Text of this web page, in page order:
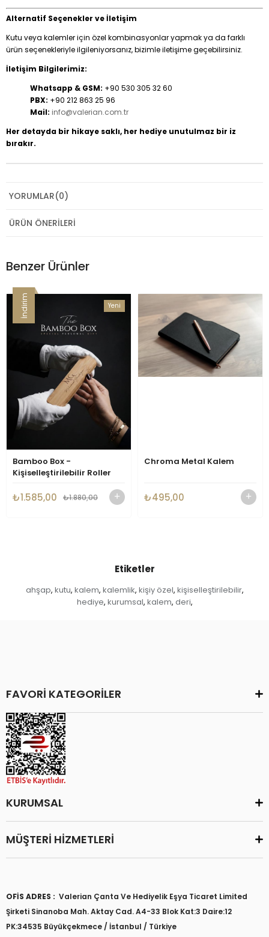
Alternatif Seçenekler ve İletişim
Kutu veya kalemler için özel kombinasyonlar yapmak ya da farklı
ürün seçenekleriyle ilgileniyorsanız, bizimle iletişime geçebilirsiniz.
İletişim Bilgilerimiz:
Whatsapp & GSM: +90 530 305 32 60
PBX: +90 212 863 25 96
Mail: info@valerian.com.tr
Her detayda bir hikaye saklı, her hediye unutulmaz bir iz
bırakır.
YORUMLAR(0)
ÜRÜN ÖNERILERI
Benzer Ürünler
Bamboo Box -
Kişiselleştirilebilir Roller
₺1.585,00 ₺1.880,00
İndirim
Yeni
Chroma Metal Kalem
₺495,00
Etiketler
ahşap, kutu, kalem, kalemlik, kişiy özel, kişiselleştirilebilir,
hediye, kurumsal, kalem, deri,
FAVORİ KATEGORİLER
KURUMSAL
MÜŞTERİ HİZMETLERİ
OFİS ADRES : Valerian Çanta Ve Hediyelik Eşya Ticaret Limited
Şirketi Sinanoba Mah. Aktay Cad. A4-33 Blok Kat:3 Daire:12
PK:34535 Büyükçekmece / İstanbul / Türkiye